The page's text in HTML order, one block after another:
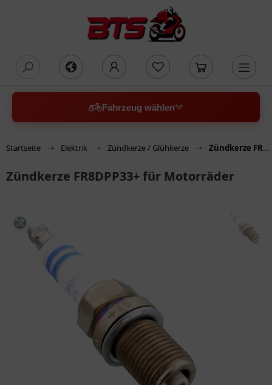
Fahrzeug wählen
Startseite Elektrik Zündkerze / Glühkerze Zündkerze FR8DPP33+ für Motorräder
Zündkerze FR8DPP33+ für Motorräder